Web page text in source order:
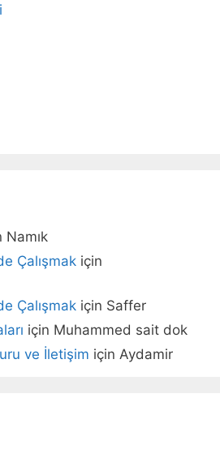
Namık
Çalışmak için
Çalışmak için Saffer
için Muhammed sait dok
ve İletişim için Aydamir